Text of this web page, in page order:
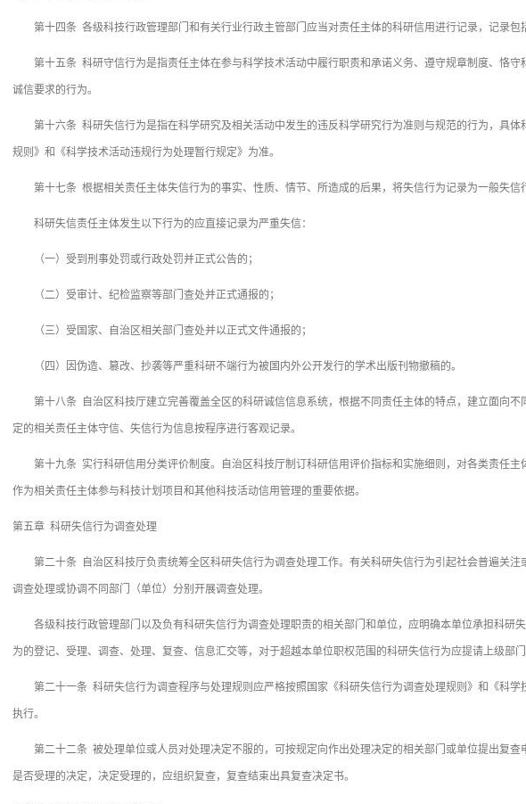
第十四条 各级科技行政管理部门和有关行业行政主管部门应当对责任主体的科研信用进行记录，记录包
第十五条 科研守信行为是指责任主体在参与科学技术活动中履行职责和承诺义务、遵守规章制度、恪守
诚信要求的行为。
第十六条 科研失信行为是指在科学研究及相关活动中发生的违反科学研究行为准则与规范的行为，具体
规则》和《科学技术活动违规行为处理暂行规定》为准。
第十七条 根据相关责任主体失信行为的事实、性质、情节、所造成的后果，将失信行为记录为一般失信
科研失信责任主体发生以下行为的应直接记录为严重失信：
（一）受到刑事处罚或行政处罚并正式公告的；
（二）受审计、纪检监察等部门查处并正式通报的；
（三）受国家、自治区相关部门查处并以正式文件通报的；
（四）因伪造、篡改、抄袭等严重科研不端行为被国内外公开发行的学术出版刊物撤稿的。
第十八条 自治区科技厅建立完善覆盖全区的科研诚信信息系统，根据不同责任主体的特点，建立面向不
定的相关责任主体守信、失信行为信息按程序进行客观记录。
第十九条 实行科研信用分类评价制度。自治区科技厅制订科研信用评价指标和实施细则，对各类责任主
作为相关责任主体参与科技计划项目和其他科技活动信用管理的重要依据。
第五章 科研失信行为调查处理
第二十条 自治区科技厅负责统筹全区科研失信行为调查处理工作。有关科研失信行为引起社会普遍关注
调查处理或协调不同部门（单位）分别开展调查处理。
各级科技行政管理部门以及负有科研失信行为调查处理职责的相关部门和单位，应明确本单位承担科研
为的登记、受理、调查、处理、复查、信息汇交等，对于超越本单位职权范围的科研失信行为应提请上级部门
第二十一条 科研失信行为调查程序与处理规则应严格按照国家《科研失信行为调查处理规则》和《科学
执行。
第二十二条 被处理单位或人员对处理决定不服的，可按规定向作出处理决定的相关部门或单位提出复查
是否受理的决定，决定受理的，应组织复查，复查结束出具复查决定书。